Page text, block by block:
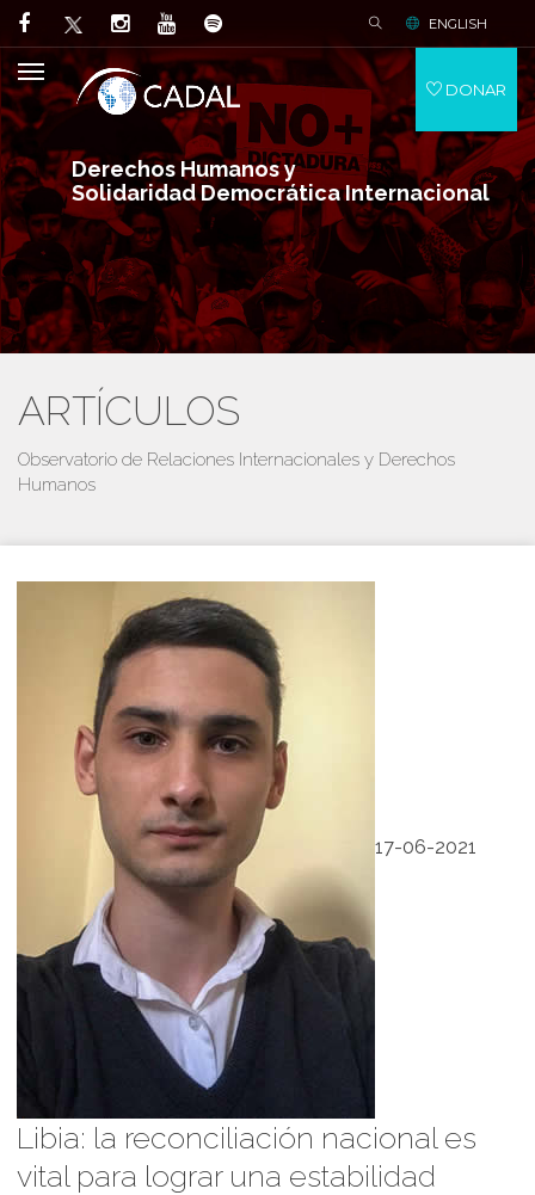
Derechos Humanos y
Solidaridad Democrática Internacional
ENGLISH
DONAR
ARTÍCULOS
Observatorio de Relaciones Internacionales y Derechos
Humanos
17-06-2021
Libia: la reconciliación nacional es
vital para lograr una estabilidad